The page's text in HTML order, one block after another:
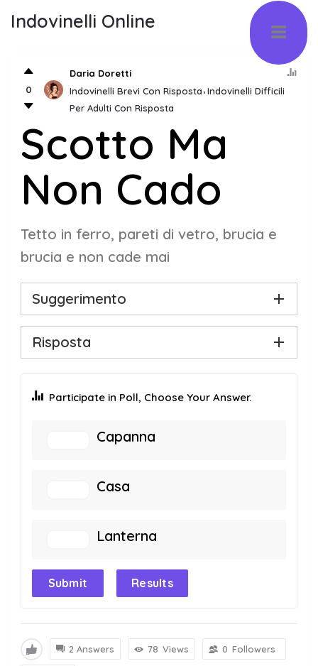
Indovinelli Online
0
Daria Doretti
Indovinelli Brevi Con Risposta Indovinelli Difficili
Per Adulti Con Risposta
Scotto Ma
Non Cado
Tetto in ferro, pareti di vetro, brucia e
brucia e non cade mai
Suggerimento
Risposta
Participate in Poll, Choose Your Answer.
Capanna
Casa
Lanterna
Submit Results
2 Answers 78 Views 0 Followers